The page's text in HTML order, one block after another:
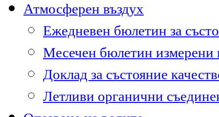
Атмосферен въздух
Ежедневен бюлетин за
Месечен бюлетин
Доклад за състояние
Летливи органични